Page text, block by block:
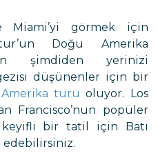
Miami’yi görmek için
Doğu Amerika
şimdiden yerinizi
düşünenler için bir
Amerika turu oluyor. Los
Francisco’nun popüler
keyifli bir tatil için Batı